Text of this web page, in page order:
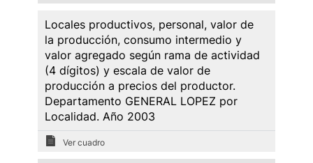
Locales productivos, personal, valor de
la producción, consumo intermedio y
valor agregado según rama de actividad
(4 dígitos) y escala de valor de
producción a precios del productor.
Departamento GENERAL LOPEZ por
Localidad. Año 2003
Ver cuadro